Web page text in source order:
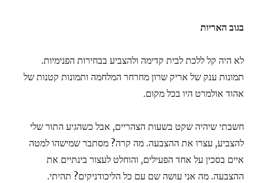
בגוב האריות
לא היה קל ללכת לבית קדימה ולהצביע בבחירות הפנימיות.
תמונות ענק של אריק שרון מחרחר המלחמה ותמונות קטנות של
אהוד אולמרט היו בכל מקום.
חשבתי שיהיה שקט בשעות הצהריים, אבל כשהגיע התור שלי
להצביע, עצרו את ההצבעה. מה קרה? מסתבר שמישהו למטה
איים בסכין על אחד הפעילים, והוחלט לעצור בינתיים את
ההצבעה. מה אני עושה שם עם כל הליכודניקים? תהיתי.